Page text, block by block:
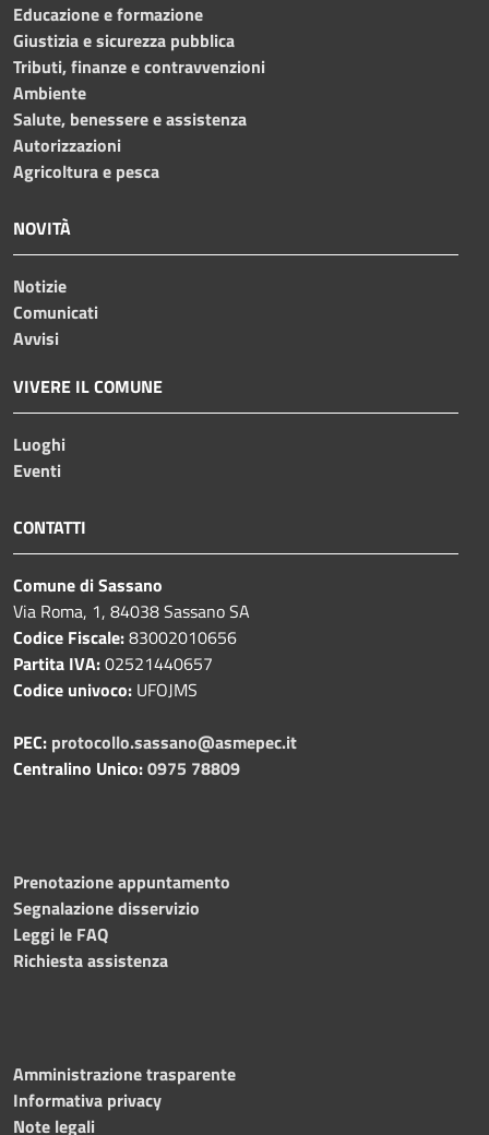
Educazione e formazione
Giustizia e sicurezza pubblica
Tributi, finanze e contravvenzioni
Ambiente
Salute, benessere e assistenza
Autorizzazioni
Agricoltura e pesca
NOVITÀ
Notizie
Comunicati
Avvisi
VIVERE IL COMUNE
Luoghi
Eventi
CONTATTI
Comune di Sassano
Via Roma, 1, 84038 Sassano SA
Codice Fiscale:83002010656
Partita IVA:02521440657
Codice univoco: UFOJMS
PEC: protocollo.sassano@asmepec.it
Centralino Unico:0975 78809
Prenotazione appuntamento
Segnalazione disservizio
Leggi le FAQ
Richiesta assistenza
Amministrazione trasparente
Informativa privacy
Note legali